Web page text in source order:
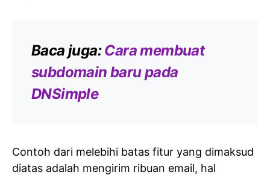
Baca juga:Cara membuat
subdomain baru pada
DNSimple
Contoh dari melebihi batas fitur yang dimaksud
diatas adalah mengirim ribuan email, hal